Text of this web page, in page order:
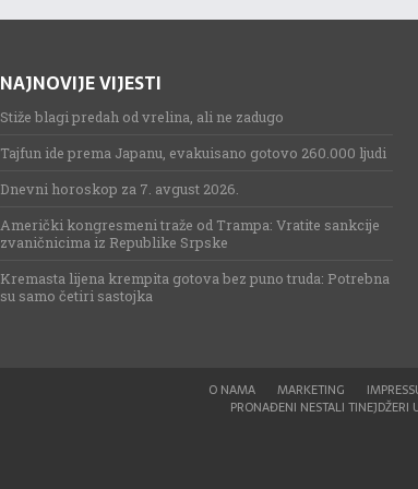
NAJNOVIJE VIJESTI
Stiže blagi predah od vrelina, ali ne zadugo
Tajfun ide prema Japanu, evakuisano gotovo 260.000 ljudi
Dnevni horoskop za 7. avgust 2026.
Američki kongresmeni traže od Trampa: Vratite sankcije
zvaničnicima iz Republike Srpske
Kremasta lijena krempita gotova bez puno truda: Potrebna
su samo četiri sastojka
O NAMA MARKETING
PRONAĐENI NESTALI